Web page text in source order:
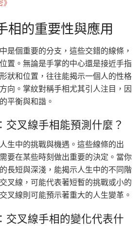
相的重要性與應用
是個重要的分支，這些交錯的線條，
置。無論是手掌的中心還是接近手指
狀和位置，往往能揭示一個人的性格
向。掌紋對稱手相尤其引人注目，因
平衡與和諧。
交叉線手相能預測什麼？
生中的挑戰與機遇。這些線條的出
要在某些時刻做出重要的決定。當你
長短與深淺，能揭示人生中的不同階
叉線，可能代表著短暫的挑戰或小的
叉線則可能預示著重大的人生變革。
交叉線手相的變化代表什